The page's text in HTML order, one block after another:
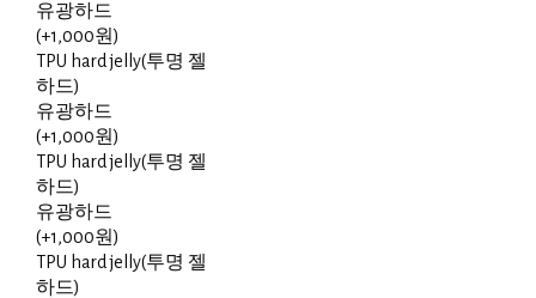
유광하드
(+1,000원)
TPU hard jelly(투명 젤
하드)
유광하드
(+1,000원)
TPU hard jelly(투명 젤
하드)
유광하드
(+1,000원)
TPU hard jelly(투명 젤
하드)